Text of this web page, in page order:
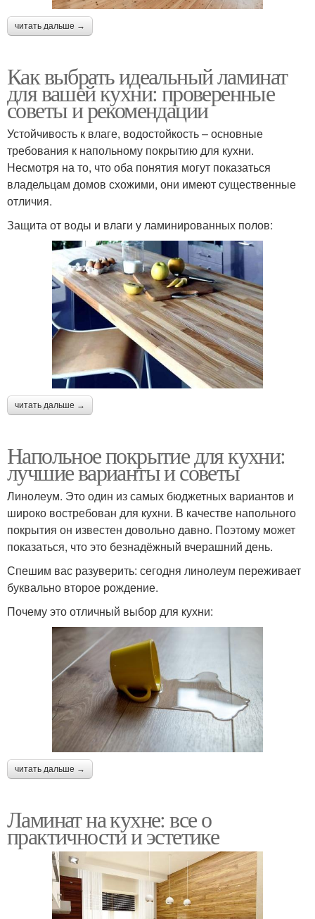
читать дальше →
Как выбрать идеальный ламинат
для вашей кухни: проверенные
советы и рекомендации
Устойчивость к влаге, водостойкость – основные
требования к напольному покрытию для кухни.
Несмотря на то, что оба понятия могут показаться
владельцам домов схожими, они имеют существенные
отличия.
Защита от воды и влаги у ламинированных полов:
читать дальше →
Напольное покрытие для кухни:
лучшие варианты и советы
Линолеум. Это один из самых бюджетных вариантов и
широко востребован для кухни. В качестве напольного
покрытия он известен довольно давно. Поэтому может
показаться, что это безнадёжный вчерашний день.
Спешим вас разуверить: сегодня линолеум переживает
буквально второе рождение.
Почему это отличный выбор для кухни:
читать дальше →
Ламинат на кухне: все о
практичности и эстетике